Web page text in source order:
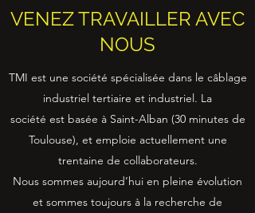
VENEZ TRAVAILLER AVEC
NOUS
TMI est une société spécialisée dans le câblage
industriel tertiaire et industriel. La
société est basée à Saint-Alban (30 minutes de
Toulouse), et emploie actuellement une
trentaine de collaborateurs.
Nous sommes aujourd’hui en pleine évolution
et sommes toujours à la recherche de